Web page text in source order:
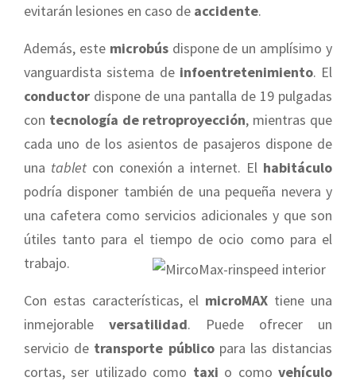
evitarán lesiones en caso de accidente.
Además, este microbúsdispone de un amplísimo y
vanguardista sistema de infoentretenimiento. El
conductor dispone de una pantalla de 19 pulgadas
con tecnología de retroproyección, mientras que
cada uno de los asientos de pasajeros dispone de
una tabletcon conexión a internet. El habitáculo
podría disponer también de una pequeña nevera y
una cafetera como servicios adicionales y que son
útiles tanto para el tiempo de ocio como para el
trabajo.
Con estas características, el microMAX tiene una
inmejorable versatilidad. Puede ofrecer un
servicio de transporte públicopara las distancias
cortas, ser utilizado como taxi o comovehículo